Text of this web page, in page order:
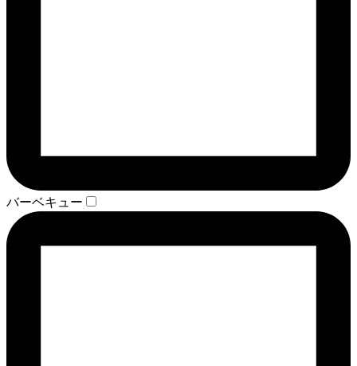
バーベキュー